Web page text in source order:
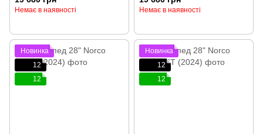
Немає в наявності Немає в наявності
Новинка
12
12
Новинка
12
12